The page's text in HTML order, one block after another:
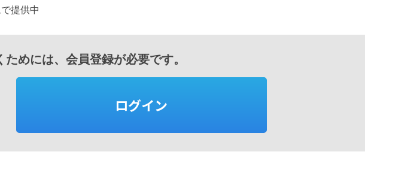
提供中
めには、会員登録が必要です。
ログイン